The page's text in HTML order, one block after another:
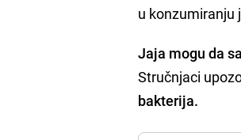
u konzumiranju
Jaja mogu da
Stručnjaci
bakterija.